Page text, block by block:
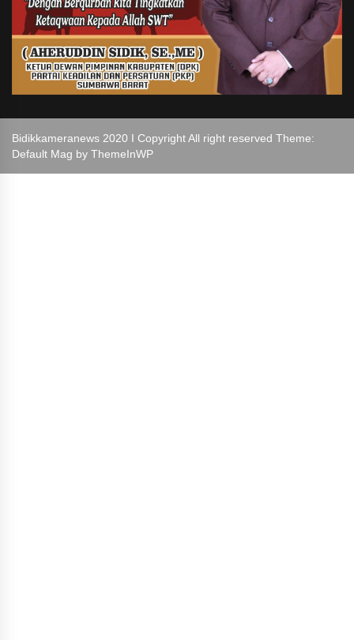
Bidikkameranews 2020 I Copyright All right reserved Theme:
Default Mag by ThemeInWP